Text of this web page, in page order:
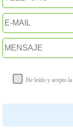
He leído y acepto la